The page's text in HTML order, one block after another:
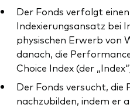
Ressourcen
Marktvolatilität
Der Fonds verfolgt
Indexierungsansatz bei
physischen Erwerb
danach, die
Choice Index (der
Der Fonds versucht, die
nachzubilden, indem er